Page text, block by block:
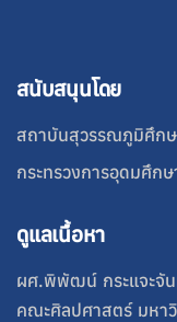
สนับสนุนโดย
สถาบันสุวรรณภูมิศึกษ
กระทรวงการอุดมศึกษ
ดูแลเนื้อหา
ผศ.พิพัฒน์ กระแจะจั
คณะศิลปศาสตร์ มหา